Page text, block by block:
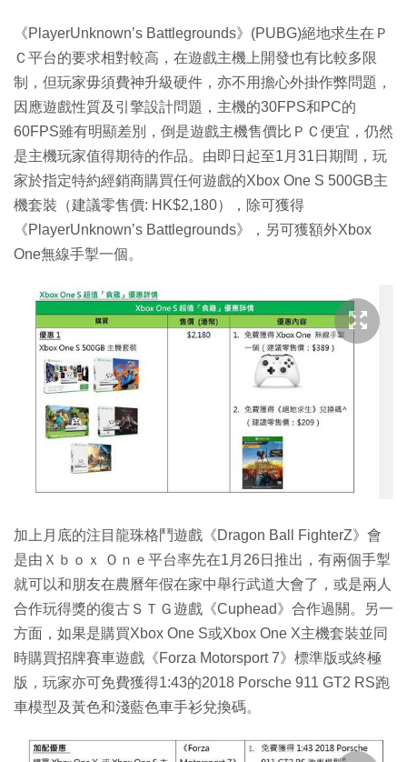
《PlayerUnknown’s Battlegrounds》(PUBG)絕地求生在Ｐ
Ｃ平台的要求相對較高，在遊戲主機上開發也有比較多限
制，但玩家毋須費神升級硬件，亦不用擔心外掛作弊問題，
因應遊戲性質及引擎設計問題，主機的30FPS和PC的
60FPS雖有明顯差別，倒是遊戲主機售價比ＰＣ便宜，仍然
是主機玩家值得期待的作品。由即日起至1月31日期間，玩
家於指定特約經銷商購買任何遊戲的Xbox One S 500GB主
機套裝（建議零售價: HK$2,180），除可獲得
《PlayerUnknown’s Battlegrounds》，另可獲額外Xbox
One無線手掣一個。
加上月底的注目龍珠格鬥遊戲《Dragon Ball FighterZ》會
是由Ｘｂｏｘ Ｏｎｅ平台率先在1月26日推出，有兩個手掣
就可以和朋友在農曆年假在家中舉行武道大會了，或是兩人
合作玩得獎的復古ＳＴＧ遊戲《Cuphead》合作過關。另一
方面，如果是購買Xbox One S或Xbox One X主機套裝並同
時購買招牌賽車遊戲《Forza Motorsport 7》標準版或終極
版，玩家亦可免費獲得1:43的2018 Porsche 911 GT2 RS跑
車模型及黃色和淺藍色車手衫兌換碼。